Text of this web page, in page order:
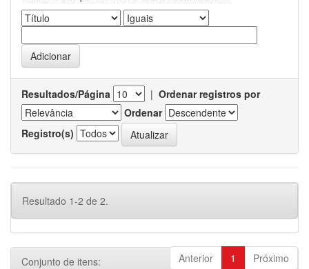
Resultados/Página | Ordenar registros por
Ordenar
Registro(s)
Resultado 1-2 de 2.
Anterior 1 Próximo
Conjunto de itens: